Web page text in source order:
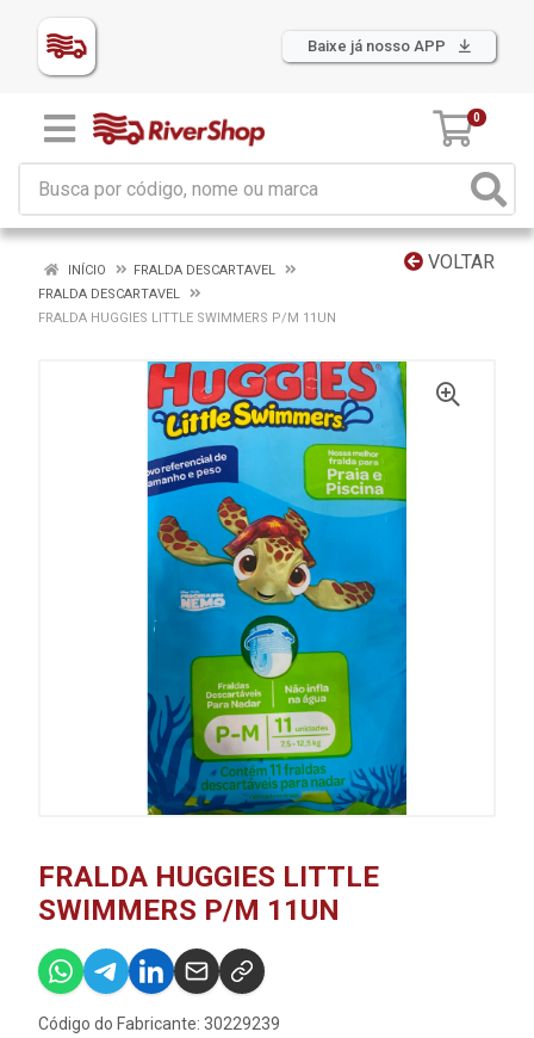
Baixe já nosso APP
0
VOLTAR
INÍCIO
FRALDA DESCARTAVEL
FRALDA DESCARTAVEL
FRALDA HUGGIES LITTLE SWIMMERS P/M 11UN
FRALDA HUGGIES LITTLE
SWIMMERS P/M 11UN
Código do Fabricante: 30229239